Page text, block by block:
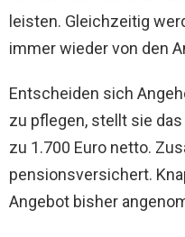
leisten. Gleichzeitig
immer wieder von den
Entscheiden sich
zu pflegen, stellt sie
zu 1.700 Euro netto.
pensionsversichert.
Angebot bisher